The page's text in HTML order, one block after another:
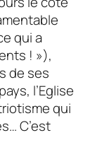
qui a
! »),
de ses
l’Eglise
qui
C’est